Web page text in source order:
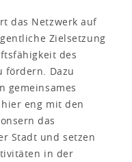
das Netzwerk auf
Zielsetzung
des
fördern. Dazu
gemeinsames
eng mit den
das
Stadt und setzen
in der